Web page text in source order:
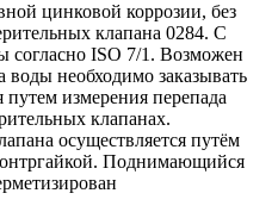
цинковой коррозии, без
клапана 0284. С
согласно ISO 7/1. Возможен
воды необходимо заказывать
путем измерения перепада
клапанах.
осуществляется путём
Поднимающийся